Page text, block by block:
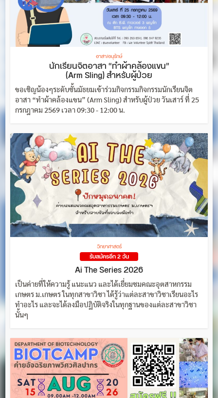
อาสา/อนุรักษ์
นักเรียนจิตอาสา “ทำผ้าคล้องแขน”
(Arm Sling) สำหรับผู้ป่วย
ขอเชิญน้องๆระดับชั้นมัธยมเข้าร่วมกิจกรรมกิจกรรมนักเรียนจิต
อาสา “ทำผ้าคล้องแขน” (Arm Sling) สำหรับผู้ป่วย วันเสาร์ ที่ 25
กรกฎาคม 2569 เวลา 09:30 - 12:00 น.
วิทยาศาสตร์
รับสมัครอีก 2 วัน
Ai The Series 2026
เป็นค่ายที่ให้ความรู้ แนะแนว และได้เยี่ยมชมคณะอุตสาหกรรม
เกษตร ม.เกษตร ในทุกสาขาวิชา ได้รู้ว่าแต่ละสาขาวิชาเรียนอะไร
ทำอะไร และจะได้ลงมือปฏิบัติจริงในทุกฐานของแต่ละสาขาวิชา
นั้นๆ